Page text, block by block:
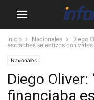
Inicio Nacionales
Diego
escraches selectivos con vales
Nacionales
Diego Oliver:
financiaba